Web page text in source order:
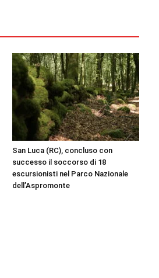
San Luca (RC), concluso con
successo il soccorso di 18
escursionisti nel Parco Nazionale
dell’Aspromonte